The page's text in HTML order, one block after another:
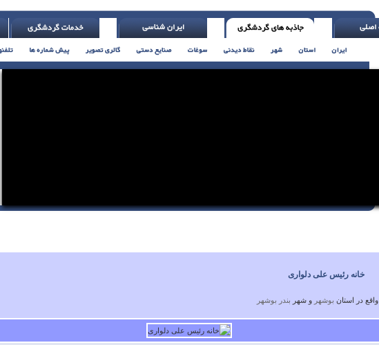
خانه رئیس علی دلواری
واقع در استان بوشهر و شهر بندر بوشهر